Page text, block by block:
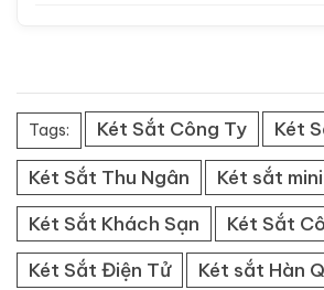
Tags: Két Sắt Công Ty
Két
Két Sắt Thu Ngân
Két sắt mini
Két Sắt Khách Sạn
Két Sắt
Két Sắt Điện Tử
Két sắt Hàn